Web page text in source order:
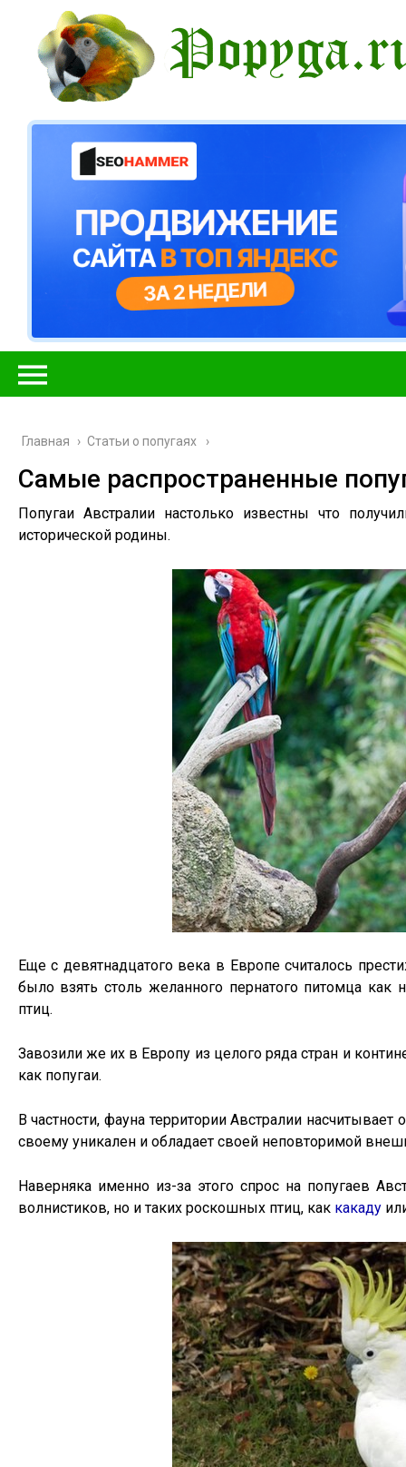
Главная › Cтатьи о попугаях
Самые распространенные
Попугаи Австралии настолько известны что
исторической родины.
Еще с девятнадцатого века в Европе считалось
было взять столь желанного пернатого питомца
птиц.
Завозили же их в Европу из целого ряда стран и
как попугаи.
В частности, фауна территории Австралии
своему уникален и обладает своей неповторимой
Наверняка именно из-за этого спрос на попугаев
волнистиков, но и таких роскошных птиц, как какаду